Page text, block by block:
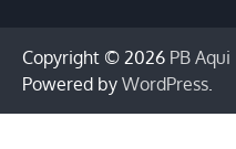
Copyright © 2026 PB Aqui
Powered by WordPress.